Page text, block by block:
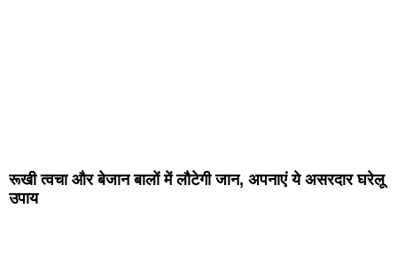
रूखी त्वचा और बेजान बालों में लौटेगी जान, अपनाएं ये असरदार घरेलू
उपाय